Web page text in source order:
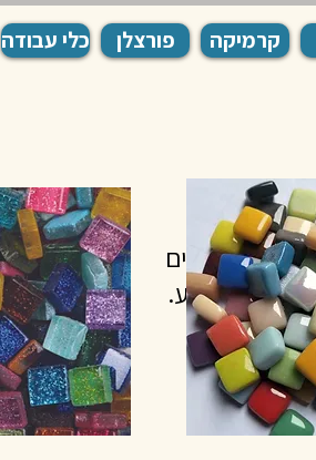
קרמיקה פורצלן כלי עבודה
לתצוגה כרגע.